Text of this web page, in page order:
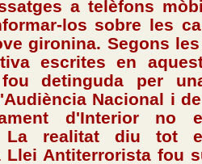
a telèfons
los sobre les
gironina. Segons
escrites en
detinguda per
Nacional i
d'Interior no
La realitat diu tot
Antiterrorista fou